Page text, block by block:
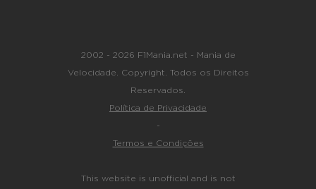
2002 - 2026 F1Mania.net - Mania de
Velocidade. Copyright. Todos os Direitos
Reservados.
Política de Privacidade
-
Termos e Condições
This website is unofficial and is not